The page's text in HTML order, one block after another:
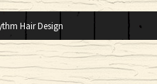
Hair Design